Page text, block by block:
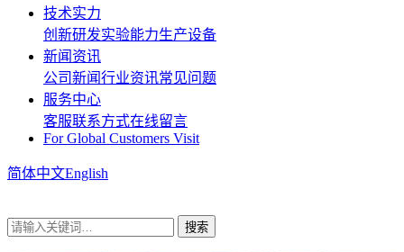
技术实力
创新研发实验能力生产设备
新闻资讯
公司新闻行业资讯常见问题
服务中心
客服联系方式在线留言
For Global Customers Visit
简体中文English